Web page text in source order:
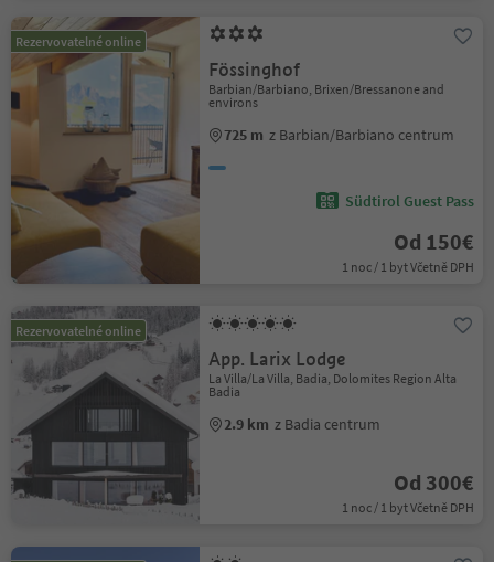
Rezervovatelné online
Fössinghof
Barbian/Barbiano, Brixen/Bressanone and
environs
725 m z Barbian/Barbiano centrum
Südtirol Guest Pass
Od 150€
1 noc / 1 byt Včetně DPH
Rezervovatelné online
App. Larix Lodge
La Villa/La Villa, Badia, Dolomites Region Alta
Badia
2.9 km z Badia centrum
Od 300€
1 noc / 1 byt Včetně DPH